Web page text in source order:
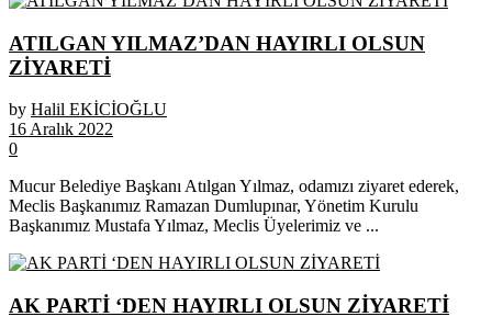
ATILGAN YILMAZ’DAN HAYIRLI OLSUN
ZİYARETİ
by Halil EKİCİOĞLU
16 Aralık 2022
0
Mucur Belediye Başkanı Atılgan Yılmaz, odamızı ziyaret ederek,
Meclis Başkanımız Ramazan Dumlupınar, Yönetim Kurulu
Başkanımız Mustafa Yılmaz, Meclis Üyelerimiz ve ...
AK PARTİ ‘DEN HAYIRLI OLSUN ZİYARETİ